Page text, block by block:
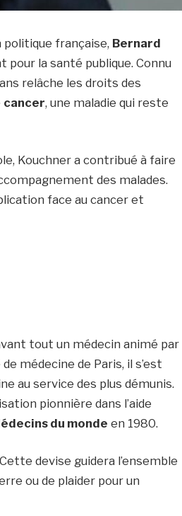
française, Bernard
la santé publique. Connu
relâche les droits des
cancer, une maladie qui reste
Kouchner a contribué à faire
des malades.
face au cancer et
tout un médecin animé par
médecine de Paris, il s’est
au service des plus démunis.
pionnière dans l’aide
du monde en 1980.
devise guidera l’ensemble
ou de plaider pour un